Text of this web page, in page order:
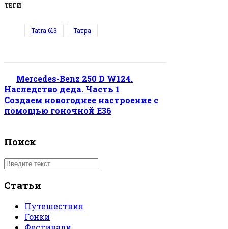
ТЕГИ
Tatra 613 Татра
Mercedes-Benz 250 D W124.
Наследство деда. Часть 1
Создаем новогоднее настроение c
помощью гоночной E36
Поиск
Статьи
Путешествия
Гонки